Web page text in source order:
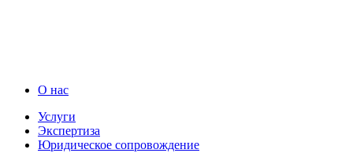
О нас
Услуги
Экспертиза
Юридическое сопровождение